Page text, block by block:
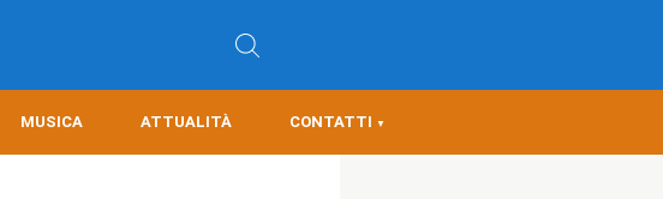
MUSICA ATTUALITÀ CONTATTI